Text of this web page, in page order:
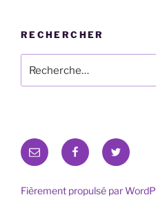
RECHERCHER
pour
E-
mail
FacebookTwitter
Fièrement propulsé par